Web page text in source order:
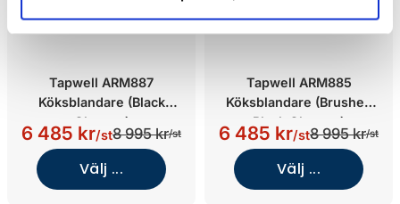
Tapwell ARM887
Köksblandare (Black
Chrome)
6 485 kr/st8 995 kr/st
Välj ...
Tapwell ARM885
Köksblandare (Brushed
Black Chrome)
6 485 kr/st8 995 kr/st
Välj ...